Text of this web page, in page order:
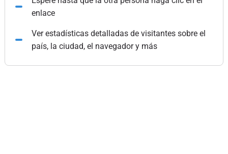
enlace
Ver estadísticas detalladas de visitantes sobre el
país, la ciudad, el navegador y más